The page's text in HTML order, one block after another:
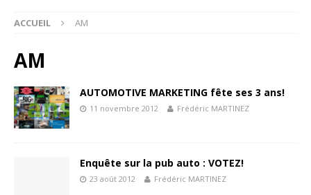
ACCUEIL AM
AM
AUTOMOTIVE MARKETING fête ses 3 ans!
11 novembre 2012 Frédéric MARTINEZ
Enquête sur la pub auto : VOTEZ!
23 août 2012 Frédéric MARTINEZ